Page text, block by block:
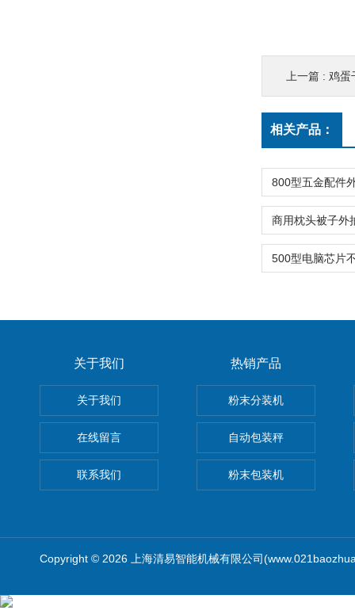
上一篇 : 鸡蛋
相关产品：
关于我们
关于我们
在线留言
联系我们
热销产品
粉末分装机
自动包装秤
粉末包装机
Copyright © 2026 上海清易智能机械有限公司